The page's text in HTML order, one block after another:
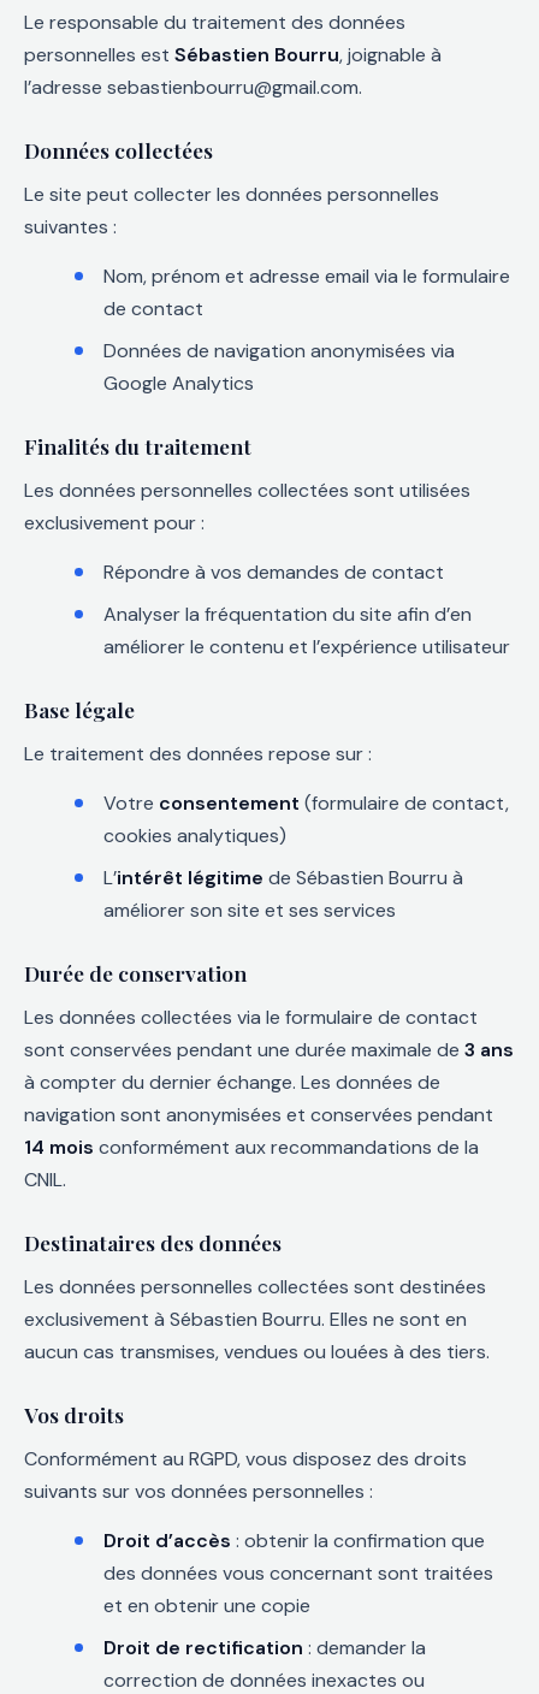
Le responsable du traitement des données
personnelles est Sébastien Bourru, joignable à
l’adresse sebastienbourru@gmail.com.
Données collectées
Le site peut collecter les données personnelles
suivantes :
Nom, prénom et adresse email via le formulaire
de contact
Données de navigation anonymisées via
Google Analytics
Finalités du traitement
Les données personnelles collectées sont utilisées
exclusivement pour :
Répondre à vos demandes de contact
Analyser la fréquentation du site afin d’en
améliorer le contenu et l’expérience utilisateur
Base légale
Le traitement des données repose sur :
Votre consentement (formulaire de contact,
cookies analytiques)
L’intérêt légitime de Sébastien Bourru à
améliorer son site et ses services
Durée de conservation
Les données collectées via le formulaire de contact
sont conservées pendant une durée maximale de 3 ans
à compter du dernier échange. Les données de
navigation sont anonymisées et conservées pendant
14 mois conformément aux recommandations de la
CNIL.
Destinataires des données
Les données personnelles collectées sont destinées
exclusivement à Sébastien Bourru. Elles ne sont en
aucun cas transmises, vendues ou louées à des tiers.
Vos droits
Conformément au RGPD, vous disposez des droits
suivants sur vos données personnelles :
Droit d’accès : obtenir la confirmation que
des données vous concernant sont traitées
et en obtenir une copie
Droit de rectification : demander la
correction de données inexactes ou